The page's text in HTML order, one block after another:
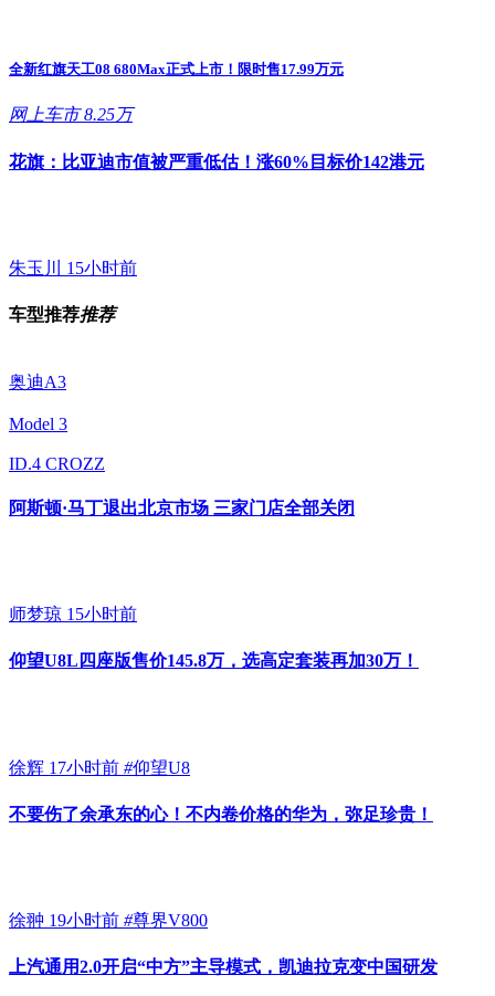
全新红旗天工08 680Max正式上市！限时售17.99万元
网上车市 8.25万
花旗：比亚迪市值被严重低估！涨60%目标价142港元
朱玉川 15小时前
车型推荐推荐
奥迪A3
Model 3
ID.4 CROZZ
阿斯顿·马丁退出北京市场 三家门店全部关闭
师梦琼 15小时前
仰望U8L四座版售价145.8万，选高定套装再加30万！
徐辉 17小时前 #仰望U8
不要伤了余承东的心！不内卷价格的华为，弥足珍贵！
徐翀 19小时前 #尊界V800
上汽通用2.0开启“中方”主导模式，凯迪拉克变中国研发